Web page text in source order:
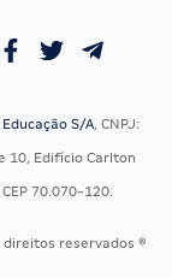
S/A, CNPJ:
10, Edifício Carlton
70.070-120.
direitos reservados ®